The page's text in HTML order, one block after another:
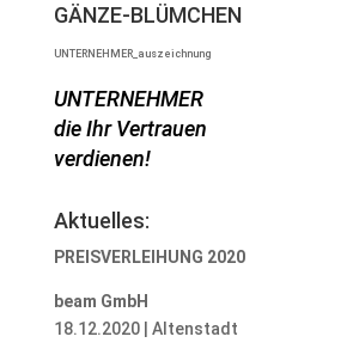
GÄNZE-BLÜMCHEN
UNTERNEHMER_auszeichnung
UNTERNEHMER
die Ihr Vertrauen
verdienen!
Aktuelles:
PREISVERLEIHUNG 2020
beam GmbH
18.12.2020 | Altenstadt